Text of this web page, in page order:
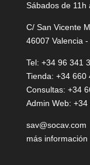
Sábados de 11h
C/ San Vicente
46007 Valencia
Tel: +34 96 341
Tienda: +34 660
Consultas: +34
Admin Web:
sav@socav.com
más información